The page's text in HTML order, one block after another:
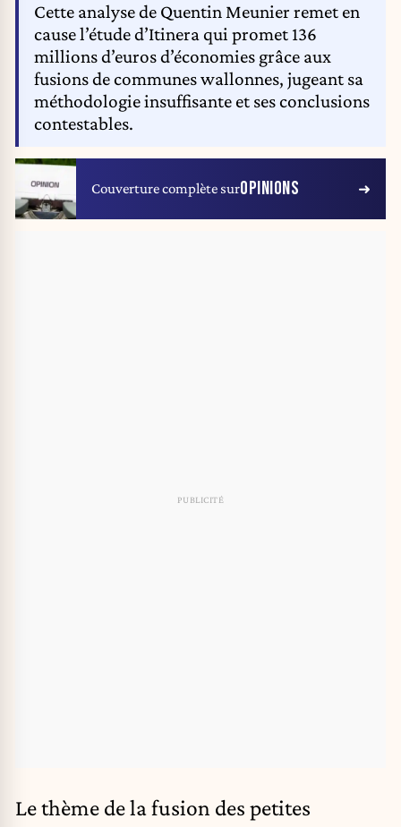
Cette analyse de Quentin Meunier remet en
cause l’étude d’Itinera qui promet 136
millions d’euros d’économies grâce aux
fusions de communes wallonnes, jugeant sa
méthodologie insuffisante et ses conclusions
contestables.
Couverture complète surOPINIONS
Le thème de la fusion des petites